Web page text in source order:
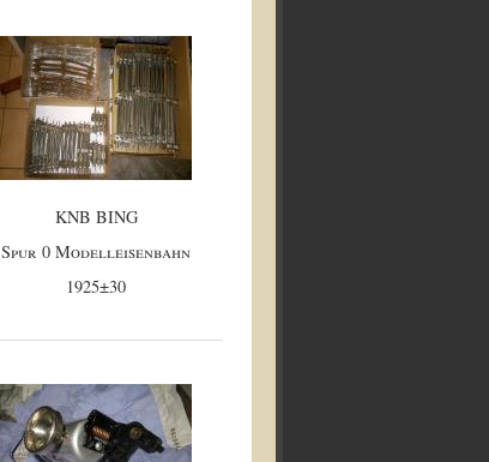
KNB BING
Spur 0 Modelleisenbahn
1925±30